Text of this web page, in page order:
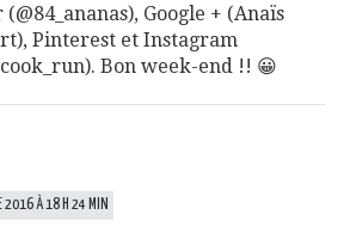
Google + (Anaïs
Pinterest et Instagram
Bon week-end !! 😀
2016 À 18 H 24 MIN